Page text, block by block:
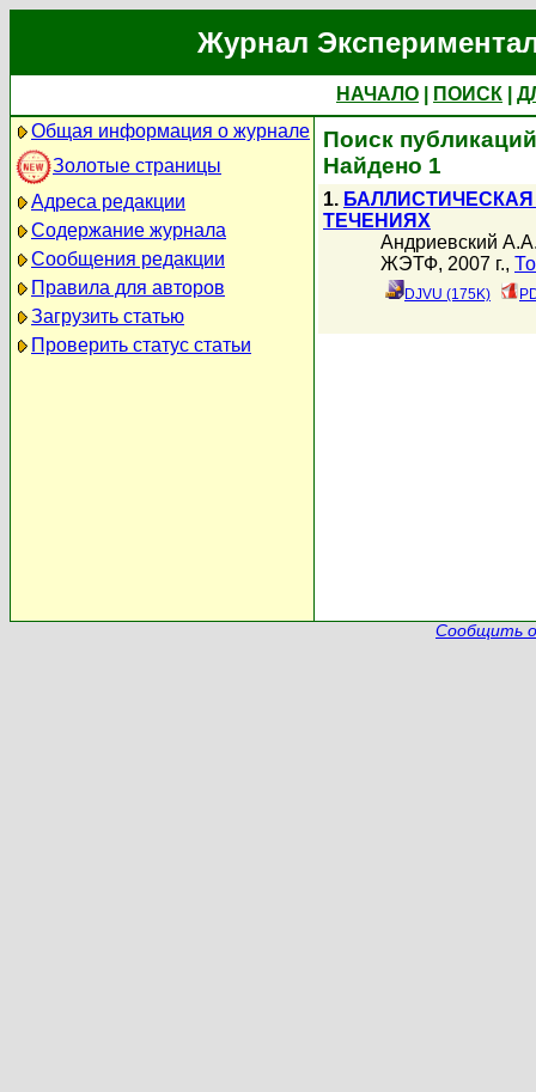
Журнал
НАЧАЛО ПОИСК
Общая информация о журнале
Золотые страницы
Адреса редакции
Содержание журнала
Сообщения редакции
Правила для авторов
Загрузить статью
Проверить статус статьи
Поиск
Найдено 1
1.
ТЕЧЕНИЯХ
Андриевский
ЖЭТФ, 2007 г.,
DJVU (175K)
Сообщить о